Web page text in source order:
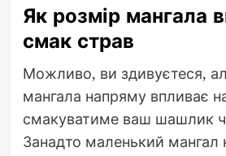
Як розмір мангала
смак страв
Можливо, ви здивуєтеся,
мангала напряму впливає
смакуватиме ваш шашлик
Занадто маленький мангал